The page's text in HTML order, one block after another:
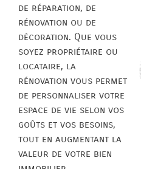
de réparation, de
rénovation ou de
décoration. Que vous
soyez propriétaire ou
locataire, la
rénovation vous permet
de personnaliser votre
espace de vie selon vos
goûts et vos besoins,
tout en augmentant la
valeur de votre bien